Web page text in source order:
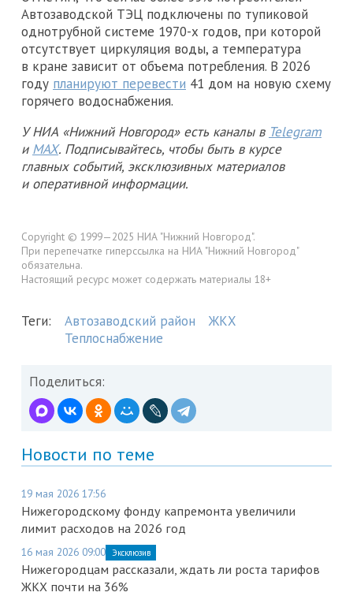
Автозаводской ТЭЦ подключены по тупиковой
однотрубной системе 1970-х годов, при которой
отсутствует циркуляция воды, а температура
в кране зависит от объема потребления. В 2026
году планируют перевести 41 дом на новую схему
горячего водоснабжения.
У НИА «Нижний Новгород» есть каналы в Telegram
и MAX. Подписывайтесь, чтобы быть в курсе
главных событий, эксклюзивных материалов
и оперативной информации.
Copyright © 1999—2025 НИА "Нижний Новгород".
При перепечатке гиперссылка на НИА "Нижний Новгород"
обязательна.
Настоящий ресурс может содержать материалы 18+
Теги: Автозаводский район
ЖКХ
Теплоснабжение
Поделиться:
Новости по теме
19 мая 2026 17:56
Нижегородскому фонду капремонта увеличили
лимит расходов на 2026 год
16 мая 2026 09:00 Эксклюзив
Нижегородцам рассказали, ждать ли роста тарифов
ЖКХ почти на 36%